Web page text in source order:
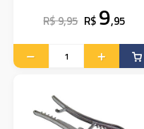
R$ 9,95 R$ 9,95